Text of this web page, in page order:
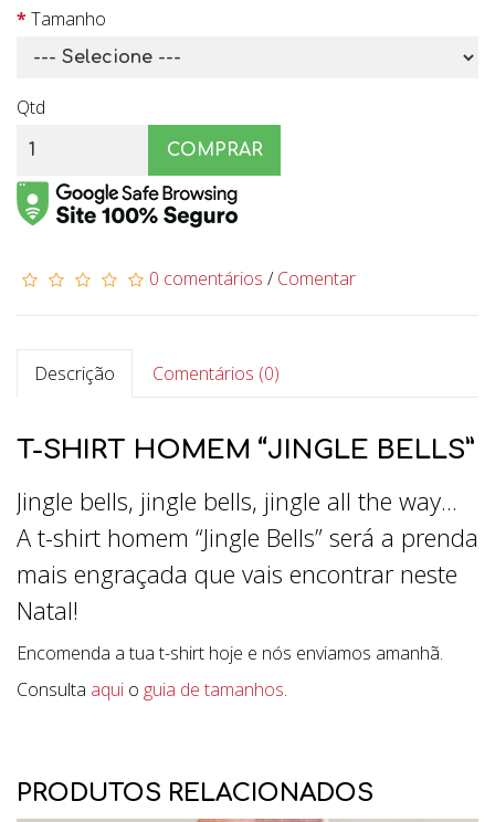
Tamanho
Qtd
COMPRAR
0 comentários /Comentar
Descrição Comentários (0)
T-SHIRT HOMEM “JINGLE BELLS”
Jingle bells, jingle bells, jingle all the way...
A t-shirt homem “Jingle Bells” será a prenda
mais engraçada que vais encontrar neste
Natal!
Encomenda a tua t-shirt hoje e nós enviamos amanhã.
Consulta aqui o guia de tamanhos.
PRODUTOS RELACIONADOS